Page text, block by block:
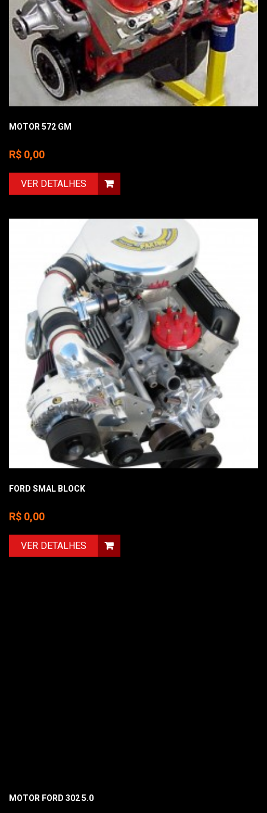
MOTOR 572 GM
R$ 0,00
VER DETALHES
FORD SMAL BLOCK
R$ 0,00
VER DETALHES
MOTOR FORD 302 5.0